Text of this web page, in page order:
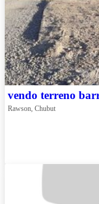
vendo terreno
Rawson, Chubut